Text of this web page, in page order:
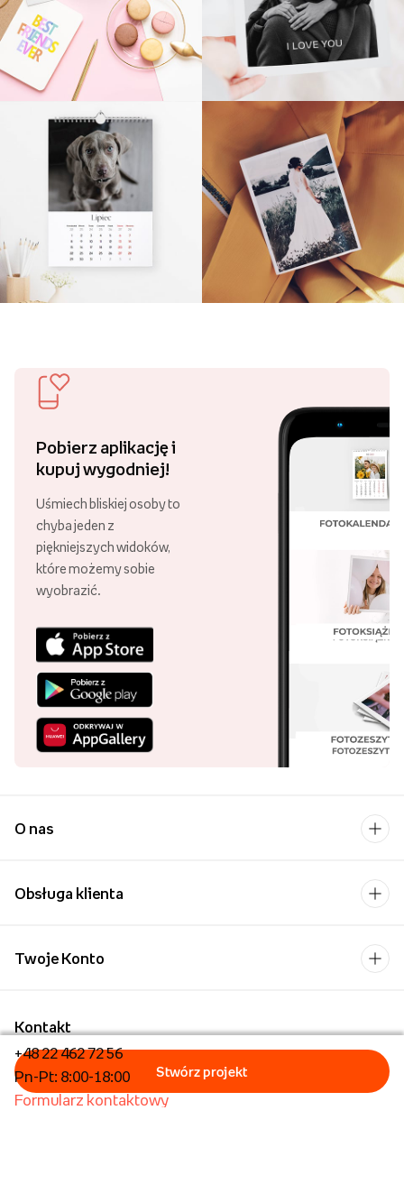
Pobierz aplikację i
kupuj wygodniej!
Uśmiech bliskiej osoby to
chyba jeden z
piękniejszych widoków,
które możemy sobie
wyobrazić.
O nas
Obsługa klienta
Kontakt
+48 22 462 72 56
Pn-Pt: 8:00-18:00
Formularz kontaktowy
Twoje Konto